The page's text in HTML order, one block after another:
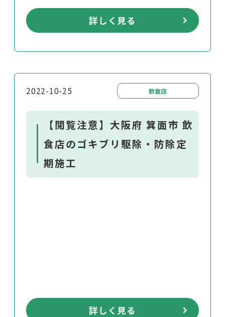
詳しく見る
2022-10-25 飲食店
【閲覧注意】大阪府 箕面市 飲
食店のゴキブリ駆除・防除定
期施工
詳しく見る